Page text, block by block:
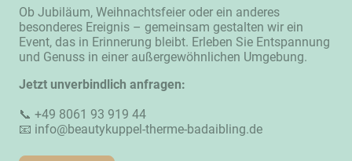
Ob Jubiläum, Weihnachtsfeier oder ein anderes
besonderes Ereignis – gemeinsam gestalten wir ein
Event, das in Erinnerung bleibt. Erleben Sie Entspannung
und Genuss in einer außergewöhnlichen Umgebung.
Jetzt unverbindlich anfragen:
📞 +49 8061 93 919 44
📧 info@beautykuppel-therme-badaibling.de